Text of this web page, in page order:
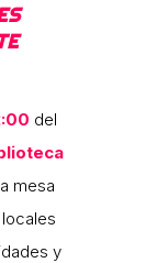
del
mesa
y